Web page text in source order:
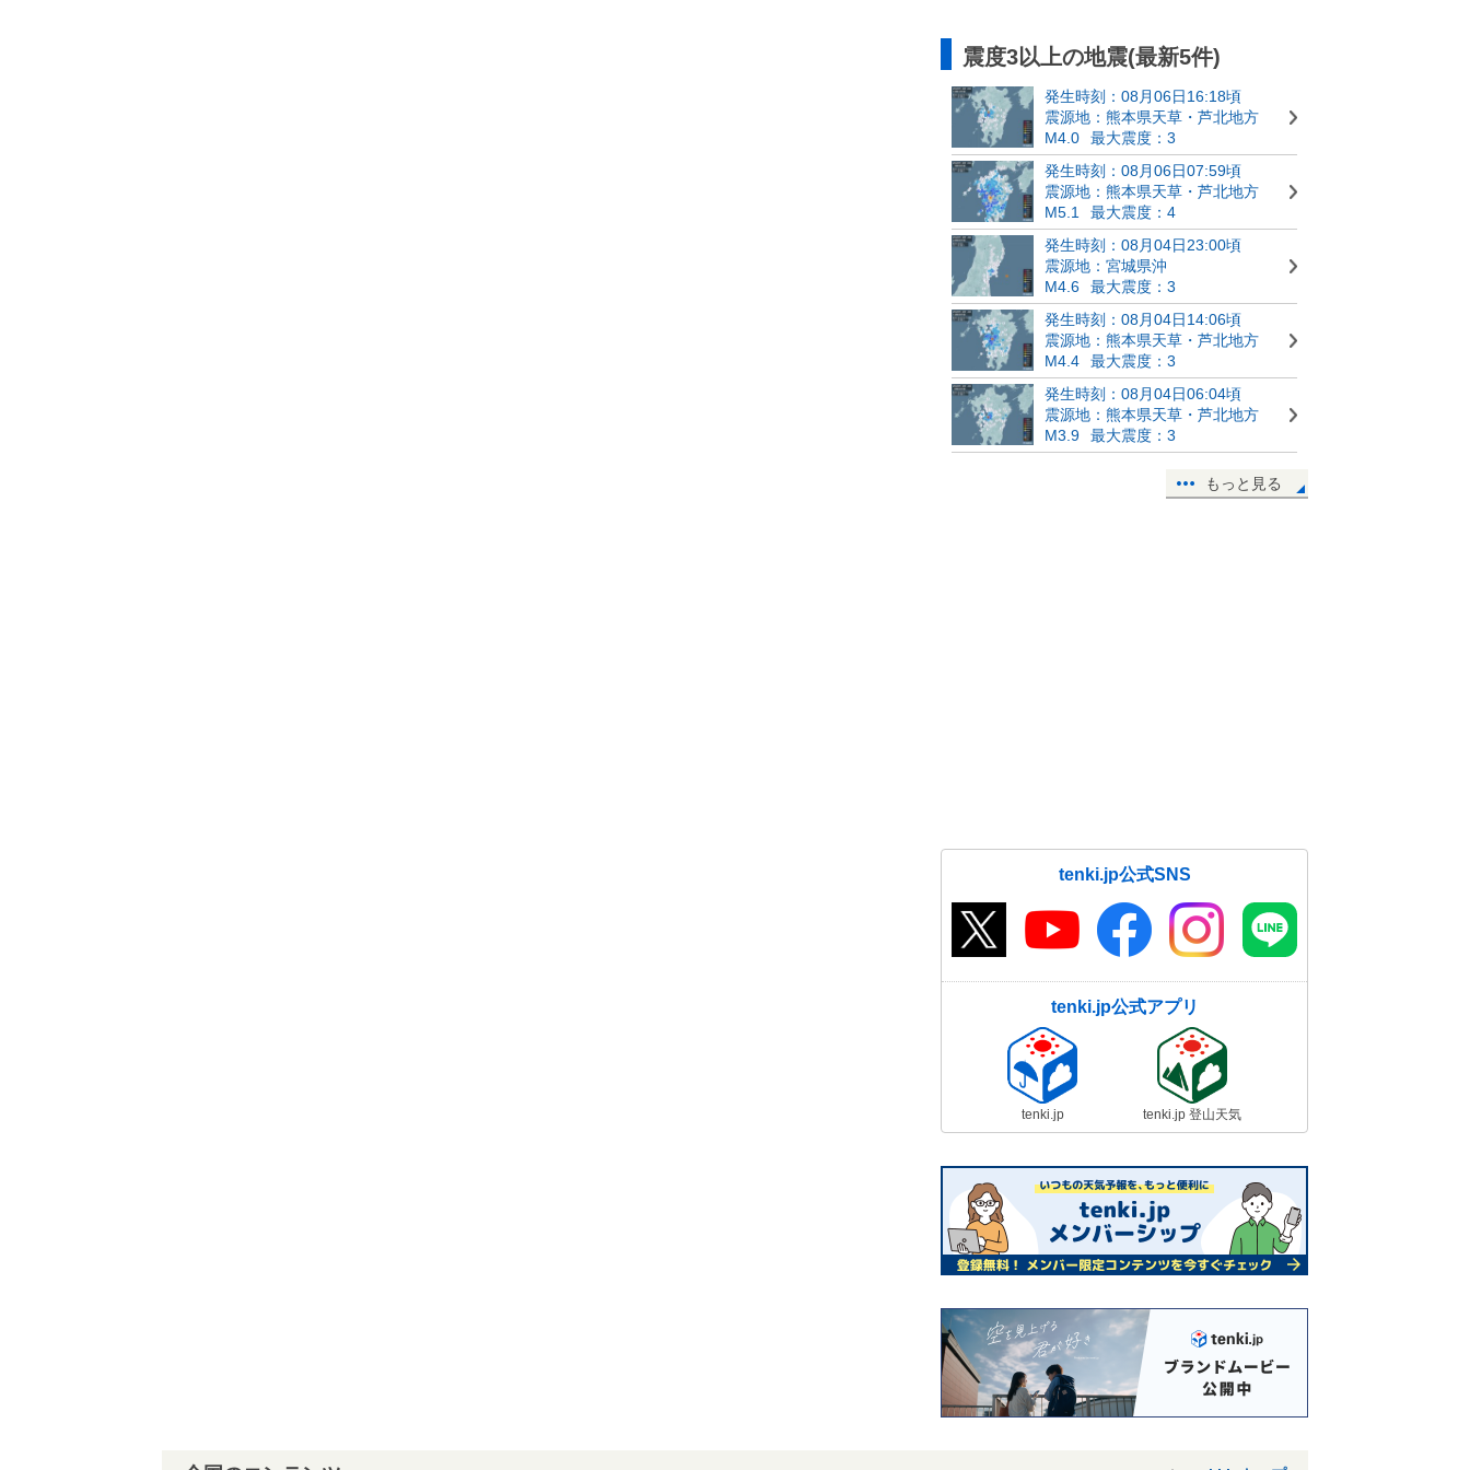
震度3以上の地震(最新5件)
発生時刻：08月06日16:18頃
震源地：熊本県天草・芦北地方
M4.0
最大震度：3
発生時刻：08月06日07:59頃
震源地：熊本県天草・芦北地方
M5.1
最大震度：4
発生時刻：08月04日23:00頃
震源地：宮城県沖
M4.6
最大震度：3
発生時刻：08月04日14:06頃
震源地：熊本県天草・芦北地方
M4.4
最大震度：3
発生時刻：08月04日06:04頃
震源地：熊本県天草・芦北地方
M3.9
最大震度：3
もっと見る
tenki.jp公式SNS
tenki.jp公式アプリ
tenki.jp tenki.jp 登山天気